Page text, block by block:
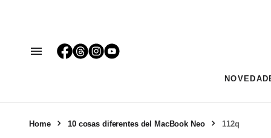
Home 10 cosas diferentes del MacBook Neo 112q